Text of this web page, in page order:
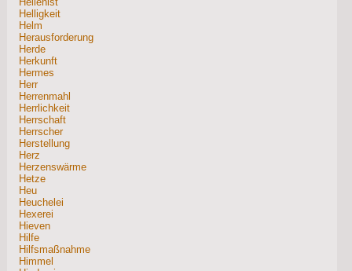
Helligkeit
Helm
Herausforderung
Herde
Herkunft
Hermes
Herr
Herrenmahl
Herrlichkeit
Herrschaft
Herrscher
Herstellung
Herz
Herzenswärme
Hetze
Heu
Heuchelei
Hexerei
Hieven
Hilfe
Hilfsmaßnahme
Himmel